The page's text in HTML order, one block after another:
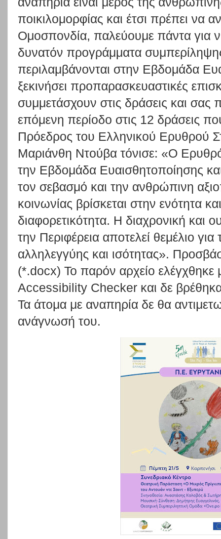
ποικιλομορφίας και έτσι πρέπει να
Ομοσπονδία, παλεύουμε πάντα για
δυνατόν προγράμματα
περιλαμβάνονται στην Εβδομάδα
ξεκινήσει προπαρασκευαστικές
συμμετάσχουν στις δράσεις και σας
επόμενη περίοδο στις 12 δράσεις
Πρόεδρος του Ελληνικού Ερυθρού
Μαριάνθη Ντούβα τόνισε: «Ο
την Εβδομάδα Ευαισθητοποίησης
τον σεβασμό και την ανθρώπινη
κοινωνίας βρίσκεται στην ενότητα
διαφορετικότητα. Η διαχρονική και
την Περιφέρεια αποτελεί θεμέλιο
αλληλεγγύης και ισότητας».
(*.docx) Το παρόν αρχείο ελέγχθηκε
Accessibility Checker και δε
Τα άτομα με αναπηρία δε θα
ανάγνωσή του.